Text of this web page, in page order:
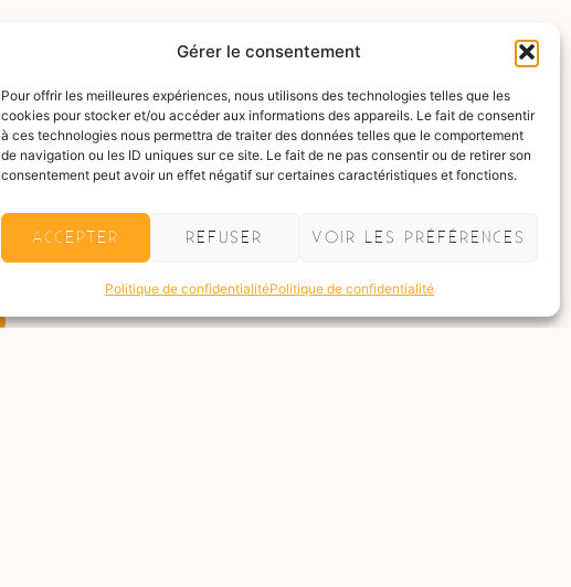
Gérer le consentement
Pour offrir les meilleures expériences, nous utilisons des technologies telles que les
cookies pour stocker et/ou accéder aux informations des appareils. Le fait de consentir
à ces technologies nous permettra de traiter des données telles que le comportement
de navigation ou les ID uniques sur ce site. Le fait de ne pas consentir ou de retirer son
consentement peut avoir un effet négatif sur certaines caractéristiques et fonctions.
ACCEPTER REFUSER VOIR LES PRÉFÉRENCES
Politique de confidentialitéPolitique de confidentialité